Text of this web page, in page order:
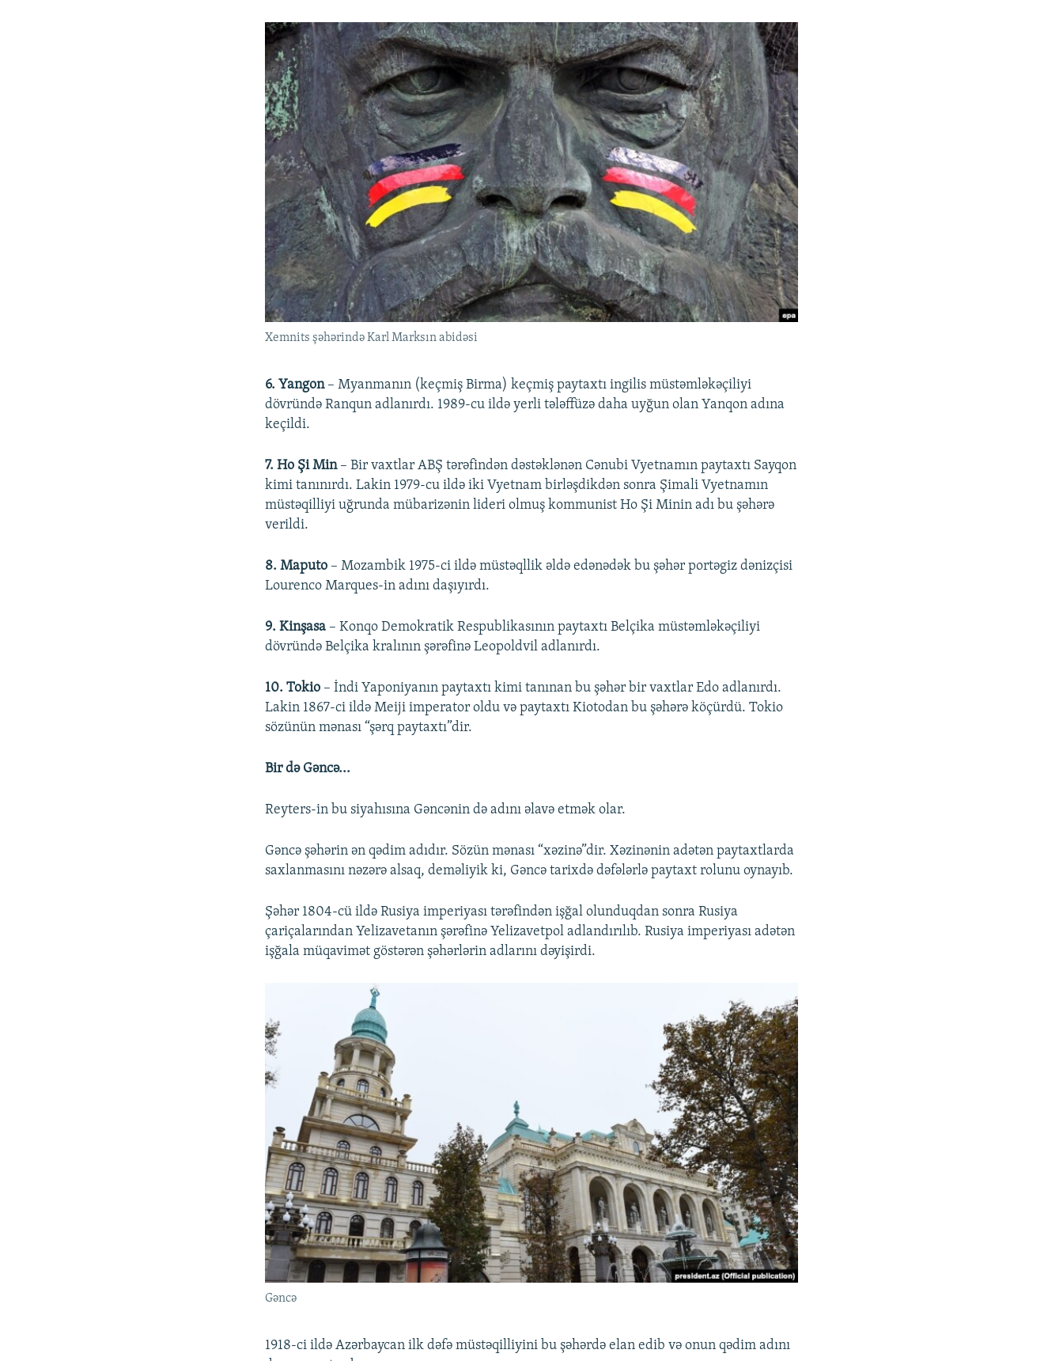
Xemnits şəhərində Karl Marksın abidəsi
6. Yangon– Myanmanın (keçmiş Birma) keçmiş paytaxtı ingilis müstəmləkəçiliyi
dövründə Ranqun adlanırdı. 1989-cu ildə yerli tələffüzə daha uyğun olan Yanqon adına
keçildi.
7. Ho Şi Min– Bir vaxtlar ABŞ tərəfindən dəstəklənən Cənubi Vyetnamın paytaxtı Sayqon
kimi tanınırdı. Lakin 1979-cu ildə iki Vyetnam birləşdikdən sonra Şimali Vyetnamın
müstəqilliyi uğrunda mübarizənin lideri olmuş kommunist Ho Şi Minin adı bu şəhərə
verildi.
8. Maputo – Mozambik 1975-ci ildə müstəqllik əldə edənədək bu şəhər portəgiz dənizçisi
Lourenco Marques-in adını daşıyırdı.
9. Kinşasa – Konqo Demokratik Respublikasının paytaxtı Belçika müstəmləkəçiliyi
dövründə Belçika kralının şərəfinə Leopoldvil adlanırdı.
10. Tokio – İndi Yaponiyanın paytaxtı kimi tanınan bu şəhər bir vaxtlar Edo adlanırdı.
Lakin 1867-ci ildə Meiji imperator oldu və paytaxtı Kiotodan bu şəhərə köçürdü. Tokio
sözünün mənası “şərq paytaxtı”dir.
Bir də Gəncə...
Reyters-in bu siyahısına Gəncənin də adını əlavə etmək olar.
Gəncə şəhərin ən qədim adıdır. Sözün mənası “xəzinə”dir. Xəzinənin adətən paytaxtlarda
saxlanmasını nəzərə alsaq, deməliyik ki, Gəncə tarixdə dəfələrlə paytaxt rolunu oynayıb.
Şəhər 1804-cü ildə Rusiya imperiyası tərəfindən işğal olunduqdan sonra Rusiya
çariçalarından Yelizavetanın şərəfinə Yelizavetpol adlandırılıb. Rusiya imperiyası adətən
işğala müqavimət göstərən şəhərlərin adlarını dəyişirdi.
Gəncə
1918-ci ildə Azərbaycan ilk dəfə müstəqilliyini bu şəhərdə elan edib və onun qədim adını